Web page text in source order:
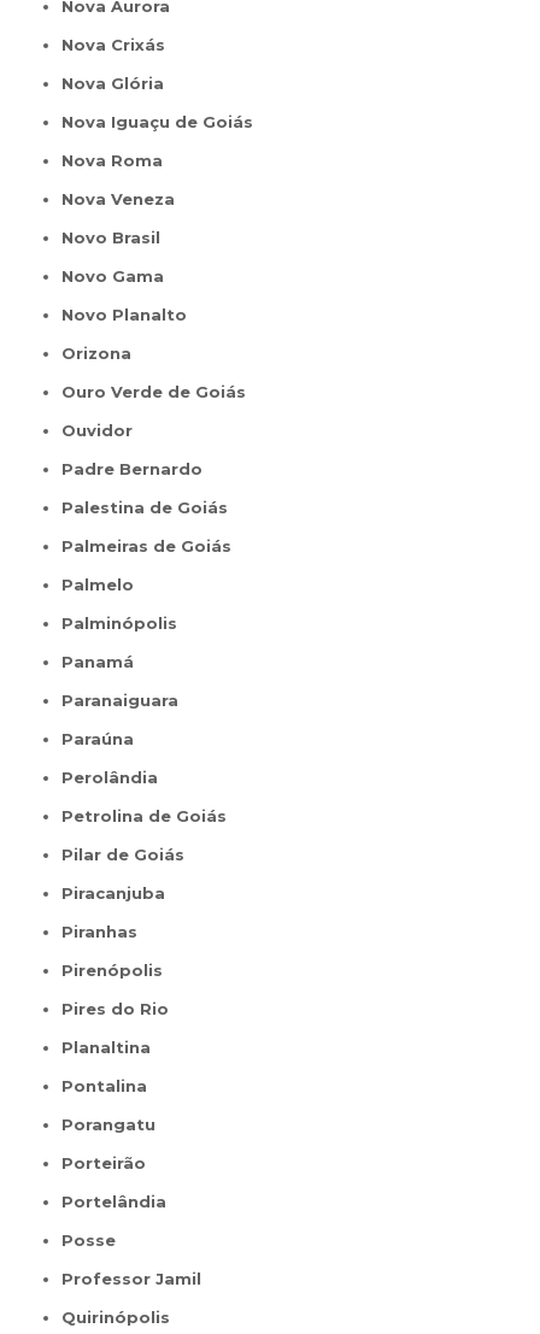
Nova Aurora
Nova Crixás
Nova Glória
Nova Iguaçu de Goiás
Nova Roma
Nova Veneza
Novo Brasil
Novo Gama
Novo Planalto
Orizona
Ouro Verde de Goiás
Ouvidor
Padre Bernardo
Palestina de Goiás
Palmeiras de Goiás
Palmelo
Palminópolis
Panamá
Paranaiguara
Paraúna
Perolândia
Petrolina de Goiás
Pilar de Goiás
Piracanjuba
Piranhas
Pirenópolis
Pires do Rio
Planaltina
Pontalina
Porangatu
Porteirão
Portelândia
Posse
Professor Jamil
Quirinópolis